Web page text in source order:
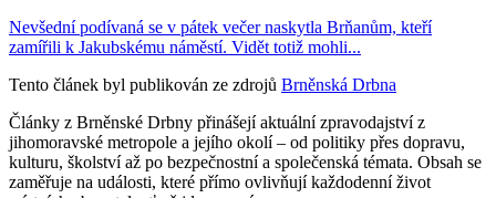
Nevšední podívaná se v pátek večer naskytla Brňanům, kteří
zamířili k Jakubskému náměstí. Vidět totiž mohli...
Tento článek byl publikován ze zdrojů Brněnská Drbna
Články z Brněnské Drbny přinášejí aktuální zpravodajství z
jihomoravské metropole a jejího okolí – od politiky přes dopravu,
kulturu, školství až po bezpečnostní a společenská témata. Obsah se
zaměřuje na události, které přímo ovlivňují každodenní život